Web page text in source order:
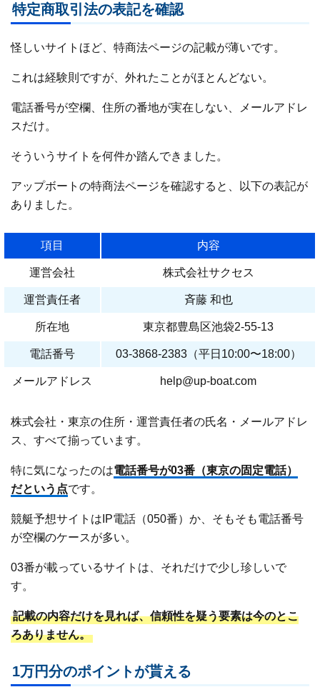
特定商取引法の表記を確認
怪しいサイトほど、特商法ページの記載が薄いです。
これは経験則ですが、外れたことがほとんどない。
電話番号が空欄、住所の番地が実在しない、メールアドレ
スだけ。
そういうサイトを何件か踏んできました。
アップボートの特商法ページを確認すると、以下の表記が
ありました。
項目 内容
運営会社 株式会社サクセス
運営責任者 斉藤 和也
所在地 東京都豊島区池袋2-55-13
電話番号 03-3868-2383（平日10:00〜18:00）
メールアドレス help@up-boat.com
株式会社・東京の住所・運営責任者の氏名・メールアドレ
ス、すべて揃っています。
特に気になったのは電話番号が03番（東京の固定電話）
だという点です。
競艇予想サイトはIP電話（050番）か、そもそも電話番号
が空欄のケースが多い。
03番が載っているサイトは、それだけで少し珍しいで
す。
記載の内容だけを見れば、信頼性を疑う要素は今のとこ
ろありません。
1万円分のポイントが貰える